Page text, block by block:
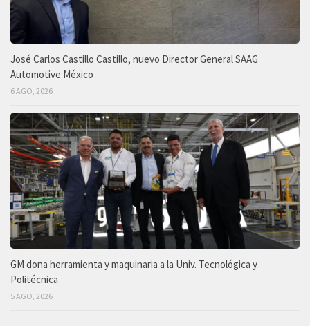
José Carlos Castillo Castillo, nuevo Director General SAAG
Automotive México
6 AGO, 2026
GM dona herramienta y maquinaria a la Univ. Tecnológica y
Politécnica
5 AGO, 2026